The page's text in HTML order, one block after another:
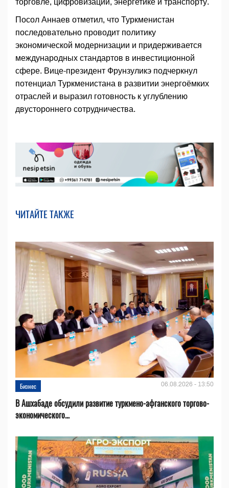
торговле, цифровизации, энергетике и транспорту.
Посол Аннаев отметил, что Туркменистан
последовательно проводит политику
экономической модернизации и придерживается
международных стандартов в инвестиционной
сфере. Вице-президент Фрунзуликэ подчеркнул
потенциал Туркменистана в развитии энергоёмких
отраслей и выразил готовность к углублению
двустороннего сотрудничества.
ЧИТАЙТЕ ТАКЖЕ
Бизнес 06.08.2026 - 13:50
В Ашхабаде обсудили развитие туркмено-афганского торгово-
экономического...